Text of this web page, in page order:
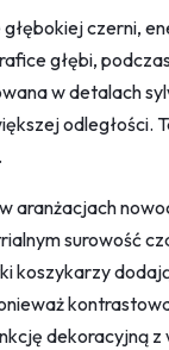
czerni,
głębi,
w detalach
odległości.
aranżacjach
surowość
koszykarzy
dekoracyjną